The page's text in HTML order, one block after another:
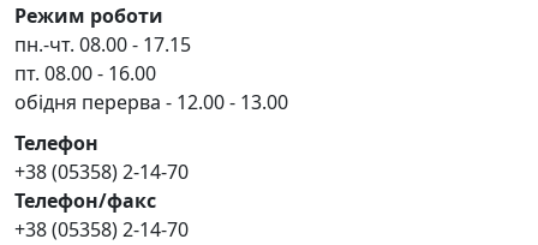
Режим роботи
пн.-чт. 08.00 - 17.15
пт. 08.00 - 16.00
обідня перерва - 12.00 - 13.00
Телефон
+38 (05358) 2-14-70
Телефон/факс
+38 (05358) 2-14-70